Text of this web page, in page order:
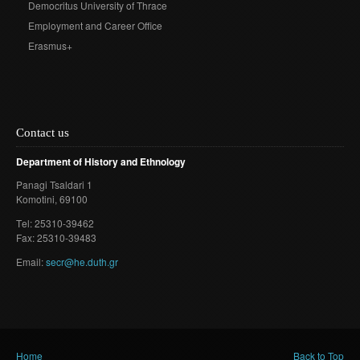
Democritus University of Thrace
Employment and Career Office
Erasmus+
Contact us
Department of History and Ethnology
Panagi Tsaldari 1
Komotini, 69100
Τel: 25310-39462
Fax: 25310-39483
Email:secr@he.duth.gr
You are here
Home Back to Top